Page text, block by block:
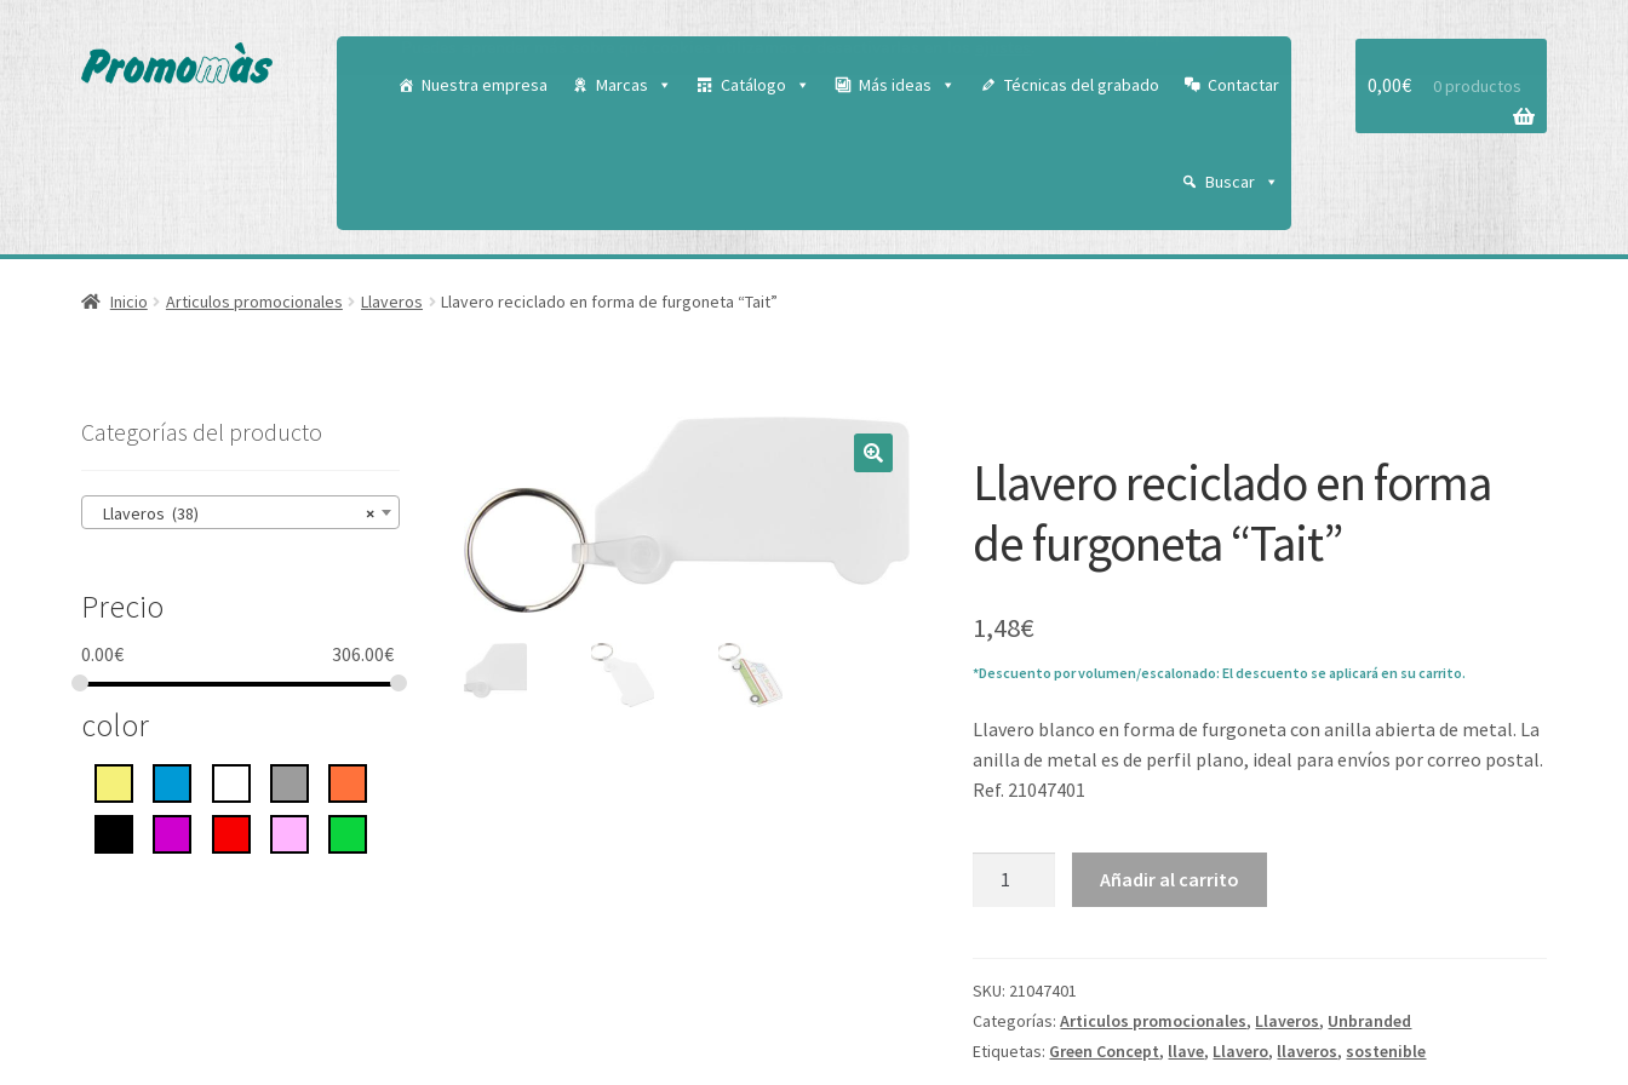
Nuestra empresa Marcas Catálogo Más ideas Técnicas del grabado Contactar
Buscar
0,00€ 0 productos
Inicio Articulos promocionales Llaveros Llavero reciclado en forma de furgoneta “Tait”
Llavero reciclado en forma
de furgoneta “Tait”
1,48€
*Descuento por volumen/escalonado: El descuento se aplicará en su carrito.
Llavero blanco en forma de furgoneta con anilla abierta de metal. La
anilla de metal es de perfil plano, ideal para envíos por correo postal.
Ref. 21047401
de
furgoneta
"Tait"
Añadir al carrito
SKU: 21047401
Categorías:Articulos promocionales, Llaveros, Unbranded
Etiquetas: Green Concept, llave, Llavero, llaveros, sostenible
Categorías del producto
×
Llaveros (38)
Precio
0.00€ 306.00€
color
Aceptar